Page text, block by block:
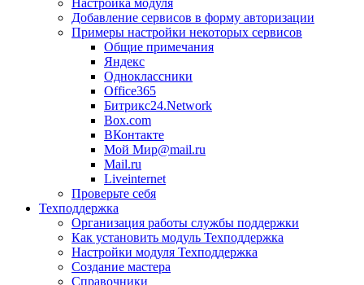
Настройка модуля
Добавление сервисов в форму авторизации
Примеры настройки некоторых сервисов
Общие примечания
Яндекс
Одноклассники
Office365
Битрикс24.Network
Box.com
ВКонтакте
Мой Мир@mail.ru
Mail.ru
Liveinternet
Проверьте себя
Техподдержка
Организация работы службы поддержки
Как установить модуль Техподдержка
Настройки модуля Техподдержка
Создание мастера
Справочники